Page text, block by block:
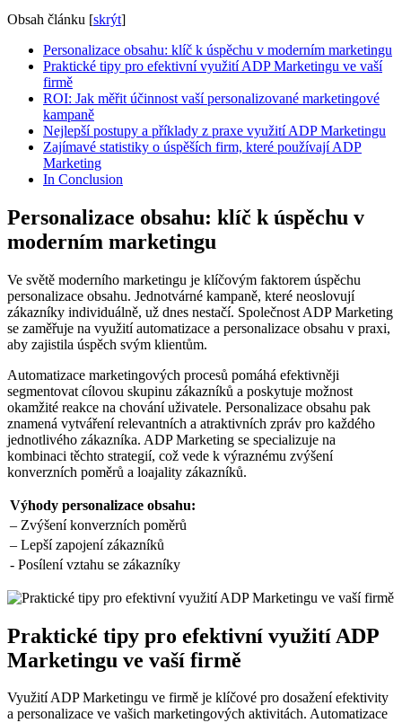
Obsah článku [skrýt]
Personalizace obsahu: klíč k úspěchu v moderním marketingu
Praktické tipy pro efektivní využití ADP Marketingu ve vaší
‌firmě
ROI: Jak ‍měřit účinnost vaší personalizované marketingové⁢
kampaně
Nejlepší postupy a příklady z praxe využití ADP Marketingu
Zajímavé statistiky o úspěších firm, které používají ADP
Marketing
In Conclusion
Personalizace obsahu: klíč k úspěchu v
moderním marketingu
Ve světě moderního ⁣marketingu ⁢je klíčovým‍ faktorem úspěchu
personalizace obsahu. Jednotvárné kampaně, které​ neoslovují
zákazníky individuálně, už dnes nestačí. Společnost ADP Marketing
se zaměřuje na využití automatizace⁤ a personalizace obsahu v praxi,
aby zajistila úspěch svým klientům.
Automatizace marketingových procesů pomáhá efektivněji
segmentovat cílovou skupinu zákazníků a poskytuje možnost⁣
okamžité reakce na chování uživatele. Personalizace obsahu pak
znamená vytváření relevantních a atraktivních zpráv pro každého
jednotlivého zákazníka. ADP ⁤Marketing se specializuje na
kombinaci těchto strategií, což vede k výraznému zvýšení
konverzních poměrů a loajality zákazníků.
Výhody personalizace obsahu:
– Zvýšení‍ konverzních poměrů
– Lepší zapojení zákazníků
-⁢ Posílení vztahu se zákazníky
Praktické tipy pro efektivní využití ADP
Marketingu ve vaší ‌firmě
Využití ADP Marketingu ve firmě je klíčové pro dosažení efektivity
a personalizace ve vašich marketingových aktivitách. Automatizace